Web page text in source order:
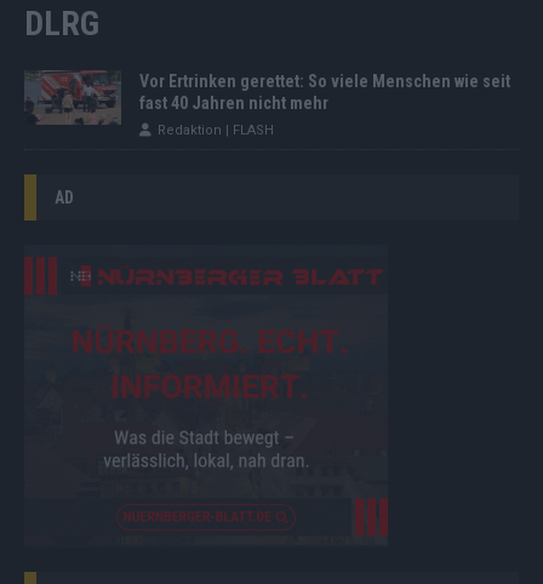
DLRG
Vor Ertrinken gerettet: So viele Menschen wie seit
fast 40 Jahren nicht mehr
Redaktion | FLASH
AD